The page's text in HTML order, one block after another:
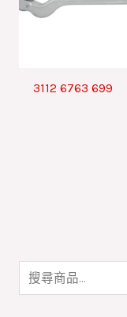
尋
關
3112 6763 699